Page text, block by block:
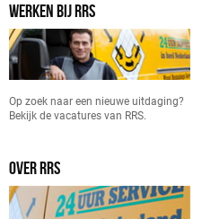
WERKEN BIJ RRS
Op zoek naar een nieuwe uitdaging?
Bekijk de vacatures van RRS.
OVER RRS